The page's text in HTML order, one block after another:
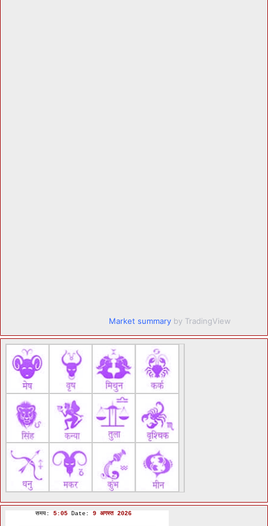
Market summary by TradingView